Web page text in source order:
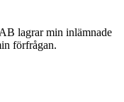
lagrar min inlämnade
förfrågan.